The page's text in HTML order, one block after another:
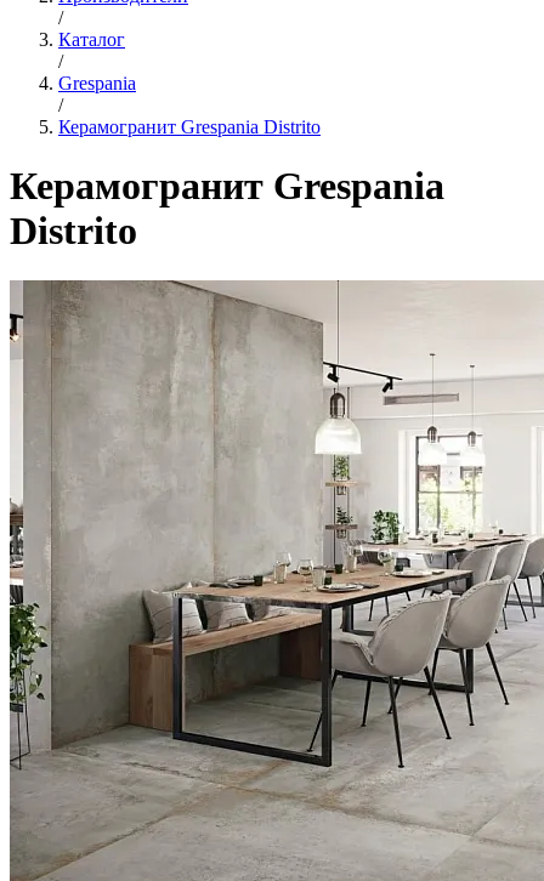
/
Каталог
/
Grespania
/
Керамогранит Grespania Distrito
Керамогранит Grespania
Distrito